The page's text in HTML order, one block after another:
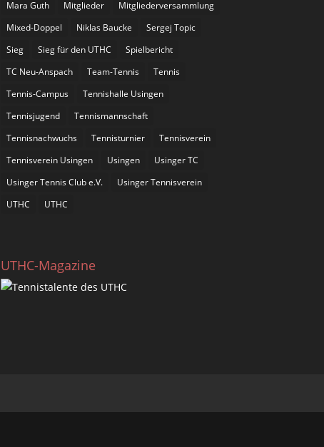
Mara Guth
Mitglieder
Mitgliederversammlung
Mixed-Doppel
Niklas Baucke
Sergej Topic
Sieg
Sieg für den UTHC
Spielbericht
TC Neu-Anspach
Team-Tennis
Tennis
Tennis-Campus
Tennishalle Usingen
Tennisjugend
Tennismannschaft
Tennisnachwuchs
Tennisturnier
Tennisverein
Tennisverein Usingen
Usingen
Usinger TC
Usinger Tennis Club e.V.
Usinger Tennisverein
UTHC
UTHC
UTHC-Magazine